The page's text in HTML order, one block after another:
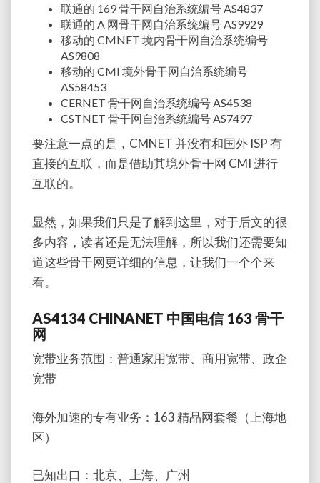
联通的 169 骨干网自治系统编号 AS4837
联通的 A 网骨干网自治系统编号 AS9929
移动的 CMNET 境内骨干网自治系统编号
AS9808
移动的 CMI 境外骨干网自治系统编号
AS58453
CERNET 骨干网自治系统编号 AS4538
CSTNET 骨干网自治系统编号 AS7497
要注意一点的是，CMNET 并没有和国外 ISP 有
直接的互联，而是借助其境外骨干网 CMI 进行
互联的。
显然，如果我们只是了解到这里，对于后文的很
多内容，读者还是无法理解，所以我们还需要知
道这些骨干网更详细的信息，让我们一个个来
看。
AS4134 CHINANET 中国电信 163 骨干
网
宽带业务范围：普通家用宽带、商用宽带、政企
宽带
海外加速的专有业务：163 精品网套餐（上海地
区）
已知出口：北京、上海、广州